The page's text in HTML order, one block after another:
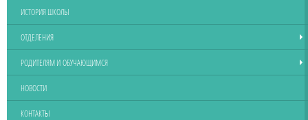
ИСТОРИЯ ШКОЛЫ
ОТДЕЛЕНИЯ
РОДИТЕЛЯМ И ОБУЧАЮЩИМСЯ
НОВОСТИ
КОНТАКТЫ